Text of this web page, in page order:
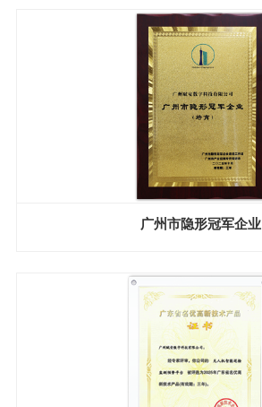
广州市隐形冠军企业